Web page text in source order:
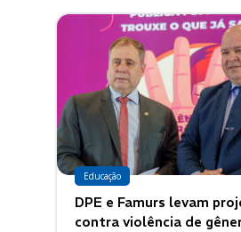
Educação
DPE e Famurs levam
contra violência de